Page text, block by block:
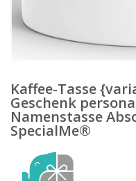
Kaffee-Tasse
Geschenk
Namenstasse
SpecialMe®